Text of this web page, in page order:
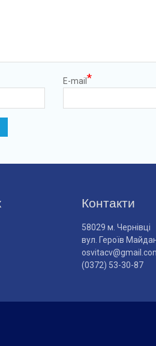
E-mail *
Контакти
58029 м. Чернівці
вул. Героїв
(0372) 53-30-87